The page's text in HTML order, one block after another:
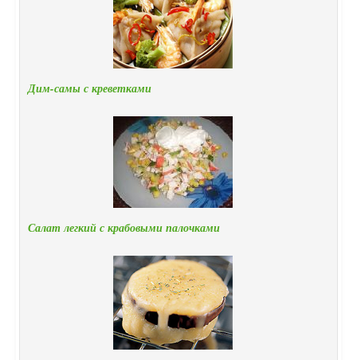
Дим-самы с креветками
Салат легкий с крабовыми палочками